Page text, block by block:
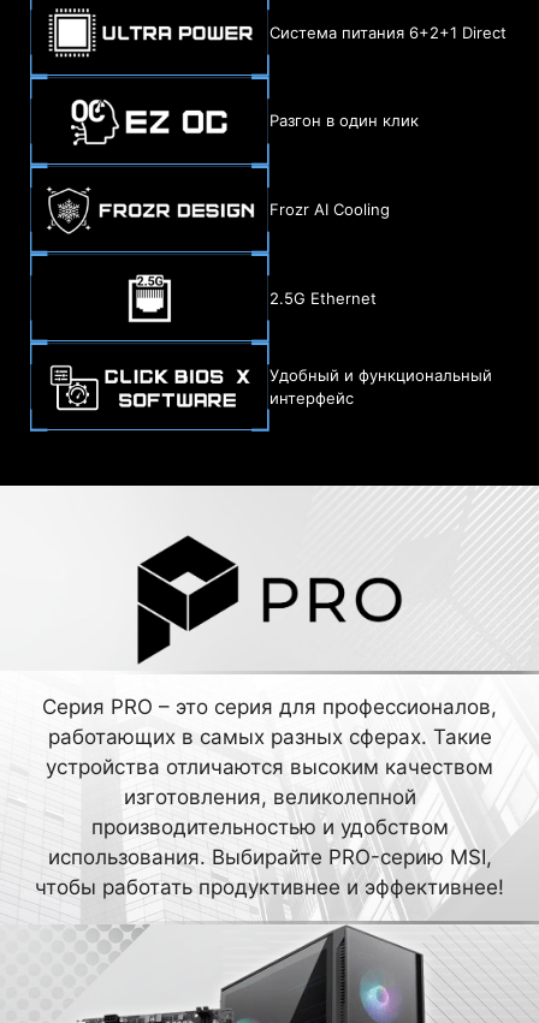
Система питания 6+2+1 Direct
Разгон в один клик
Frozr AI Cooling
2.5G Ethernet
Удобный и функциональный
интерфейс
Серия PRO – это серия для профессионалов,
работающих в самых разных сферах. Такие
устройства отличаются высоким качеством
изготовления, великолепной
производительностью и удобством
использования. Выбирайте PRO-серию MSI,
чтобы работать продуктивнее и эффективнее!